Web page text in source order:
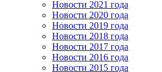
Новости 2021 года
Новости 2020 года
Новости 2019 года
Новости 2018 года
Новости 2017 года
Новости 2016 года
Новости 2015 года